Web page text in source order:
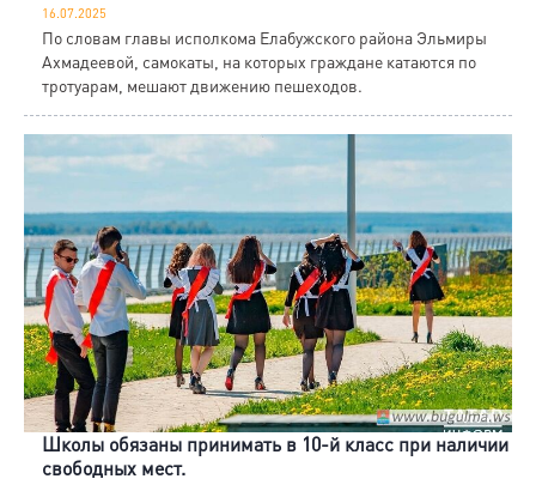
16.07.2025
По словам главы исполкома Елабужского района Эльмиры
Ахмадеевой, самокаты, на которых граждане катаются по
тротуарам, мешают движению пешеходов.
Школы обязаны принимать в 10-й класс при наличии
свободных мест.